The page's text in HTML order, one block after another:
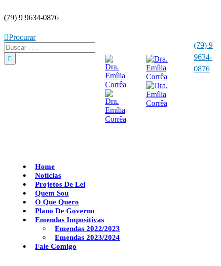
(79) 9 9634-0876
Procurar
(79) 9
9634-
0876
Home
Notícias
Projetos De Lei
Quem Sou
O Que Quero
Plano De Governo
Emendas Impositivas
Emendas 2022/2023
Emendas 2023/2024
Fale Comigo